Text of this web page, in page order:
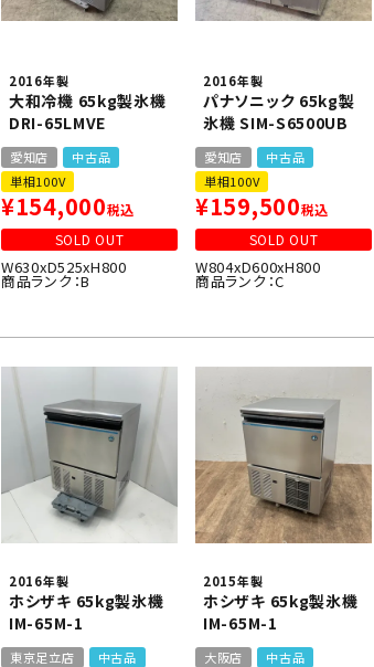
2016年製
大和冷機 65kg製氷機
DRI-65LMVE
愛知店
中古品
単相100V
¥154,000税込
SOLD OUT
W630xD525xH800
商品ランク：B
2016年製
パナソニック 65kg製
氷機 SIM-S6500UB
愛知店
中古品
単相100V
¥159,500税込
SOLD OUT
W804xD600xH800
商品ランク：C
2016年製
ホシザキ 65kg製氷機
IM-65M-1
東京足立店
中古品
2015年製
ホシザキ 65kg製氷機
IM-65M-1
大阪店
中古品